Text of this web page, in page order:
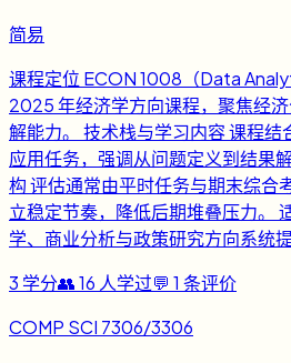
简易
课程定位 ECON 1008（Data
2025 年经济学方向课程，聚焦经
解能力。 技术栈与学习内容 课程
应用任务，强调从问题定义到结果
构 评估通常由平时任务与期末综合
立稳定节奏，降低后期堆叠压力。
学、商业分析与政策研究方向系统提
3 学分👥16 人学过💬 1 条评价
COMP SCI 7306/3306